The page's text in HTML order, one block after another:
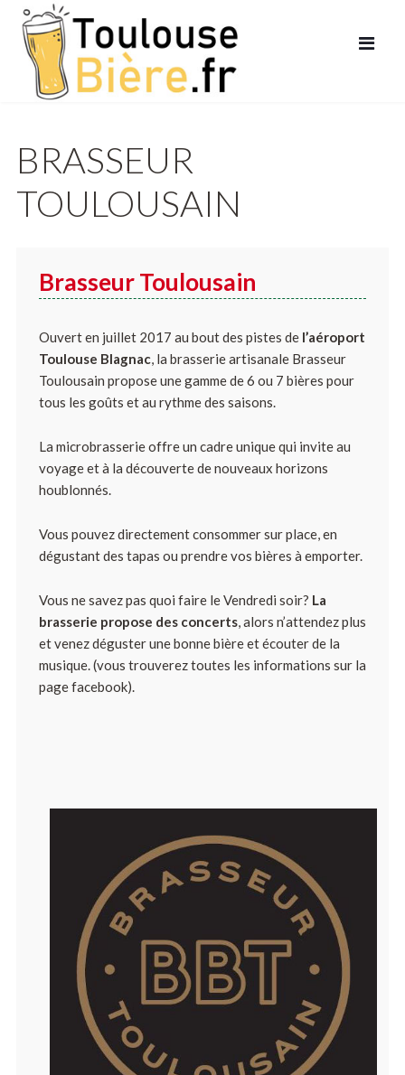
BRASSEUR
TOULOUSAIN
Brasseur Toulousain
Ouvert en juillet 2017 au bout des pistes de l’aéroport
Toulouse Blagnac, la brasserie artisanale Brasseur
Toulousain propose une gamme de 6 ou 7 bières pour
tous les goûts et au rythme des saisons.
La microbrasserie offre un cadre unique qui invite au
voyage et à la découverte de nouveaux horizons
houblonnés.
Vous pouvez directement consommer sur place, en
dégustant des tapas ou prendre vos bières à emporter.
Vous ne savez pas quoi faire le Vendredi soir? La
brasserie propose des concerts, alors n’attendez plus
et venez déguster une bonne bière et écouter de la
musique. (vous trouverez toutes les informations sur la
page facebook).